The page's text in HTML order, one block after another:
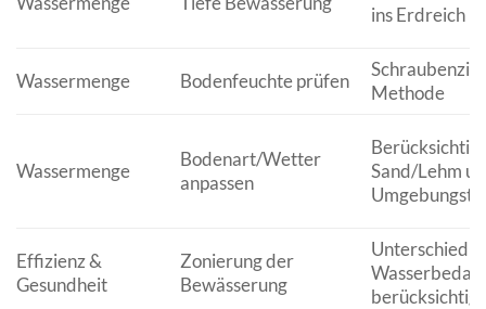
ins Erdreich
Wassermenge Bodenfeuchte prüfen
Methode
Wassermenge
Bodenart/Wetter
anpassen
Sand/Lehm
Effizienz &
Gesundheit
Zonierung der
Bewässerung